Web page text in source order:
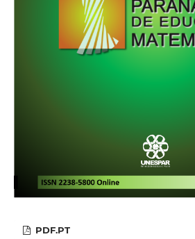
PDF.PT